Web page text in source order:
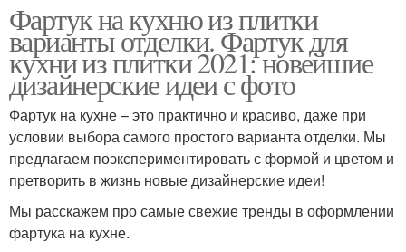
Фартук на кухню из плитки
варианты отделки. Фартук для
кухни из плитки 2021: новейшие
дизайнерские идеи с фото
Фартук на кухне – это практично и красиво, даже при
условии выбора самого простого варианта отделки. Мы
предлагаем поэкспериментировать с формой и цветом и
претворить в жизнь новые дизайнерские идеи!
Мы расскажем про самые свежие тренды в оформлении
фартука на кухне.